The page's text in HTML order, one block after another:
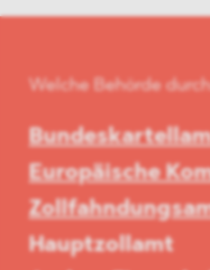
Welche Behörde
Europäische
Hauptzollamt